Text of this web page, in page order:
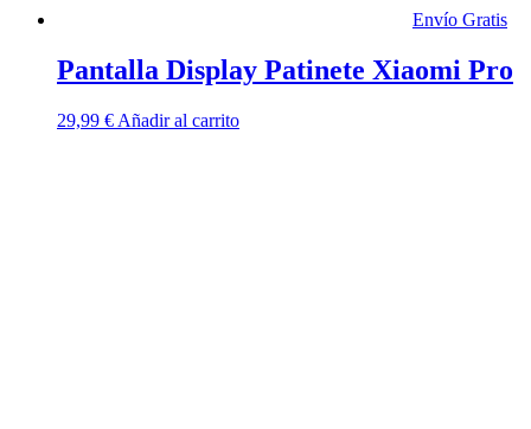
Envío Gratis
Pantalla Display Patinete Xiaomi Pro
29,99 € Añadir al carrito